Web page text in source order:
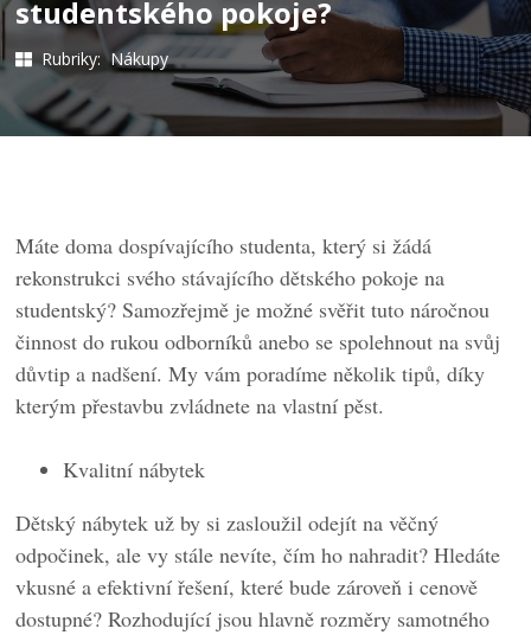
studentského pokoje?
Rubriky: Nákupy
Máte doma dospívajícího studenta, který si žádá
rekonstrukci svého stávajícího dětského pokoje na
studentský? Samozřejmě je možné svěřit tuto náročnou
činnost do rukou odborníků anebo se spolehnout na svůj
důvtip a nadšení. My vám poradíme několik tipů, díky
kterým přestavbu zvládnete na vlastní pěst.
Kvalitní nábytek
Dětský nábytek už by si zasloužil odejít na věčný
odpočinek, ale vy stále nevíte, čím ho nahradit? Hledáte
vkusné a efektivní řešení, které bude zároveň i cenově
dostupné? Rozhodující jsou hlavně rozměry samotného